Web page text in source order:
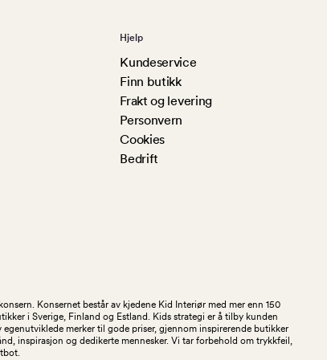
Hjelp
Kundeservice
Finn butikk
Frakt og levering
Personvern
Cookies
Bedrift
Konsernet består av kjedene Kid Interiør med mer enn 150
i Sverige, Finland og Estland. Kids strategi er å tilby kunden
merker til gode priser, gjennom inspirerende butikker
inspirasjon og dedikerte mennesker. Vi tar forbehold om trykkfeil,